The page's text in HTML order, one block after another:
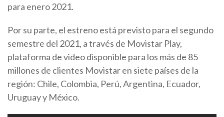
para enero 2021.
Por su parte, el estreno está previsto para el segundo
semestre del 2021, a través de Movistar Play,
plataforma de video disponible para los más de 85
millones de clientes Movistar en siete países de la
región: Chile, Colombia, Perú, Argentina, Ecuador,
Uruguay y México.